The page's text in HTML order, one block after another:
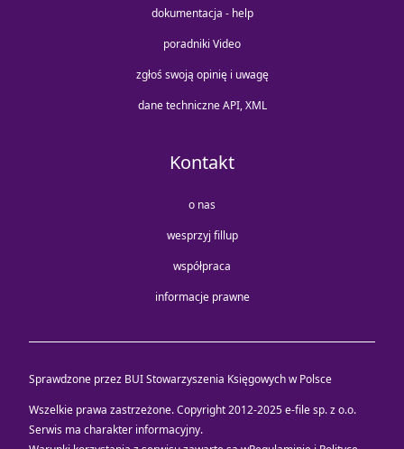
dokumentacja - help
poradniki Video
zgłoś swoją opinię i uwagę
dane techniczne API, XML
Kontakt
o nas
wesprzyj fillup
współpraca
informacje prawne
Sprawdzone przez BUI Stowarzyszenia Księgowych w Polsce
Wszelkie prawa zastrzeżone. Copyright 2012-2025e-file sp. z o.o.
Serwis ma charakter informacyjny.